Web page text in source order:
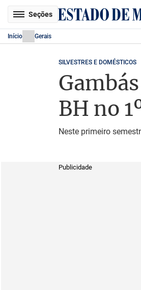
Seções
Início Gerais
SILVESTRES E DOMÉSTICOS
BH no
Neste primeiro
Publicidade